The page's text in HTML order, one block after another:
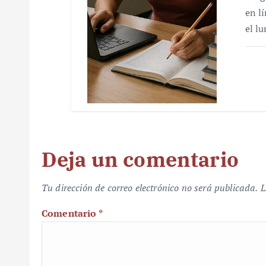
en
el
Deja un comentario
Tu dirección de correo electrónico no será publicada.
Comentario *